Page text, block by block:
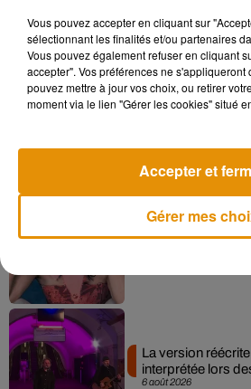
celui aux boulettes de viande, ne
stricto sensu, on ne peut pas dire qu’il
base tel que l’entend la loi", a ainsi
6 août 2026
La version
interprétée lors
Vous pouvez accepter en cliquant sur
sélectionnant les finalités et/ou partenaires
Vous pouvez également refuser en cliquant
accepter". Vos préférences ne s'appliqueront
pouvez mettre à jour vos choix, ou retirer
moment via le lien "Gérer les cookies" situé
Gérer mes
Accepter et